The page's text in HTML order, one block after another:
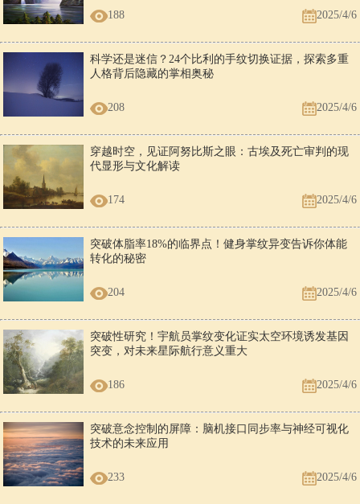
188 2025/4/6
科学还是迷信？24个比利的手纹切换证据，探索多重
人格背后隐藏的掌相奥秘
208 2025/4/6
穿越时空，见证阿努比斯之眼：古埃及死亡审判的现
代显形与文化解读
174 2025/4/6
突破体脂率18%的临界点！健身掌纹异变告诉你体能
转化的秘密
204 2025/4/6
突破性研究！宇航员掌纹变化证实太空环境诱发基因
突变，对未来星际航行意义重大
186 2025/4/6
突破意念控制的屏障：脑机接口同步率与神经可视化
技术的未来应用
233 2025/4/6